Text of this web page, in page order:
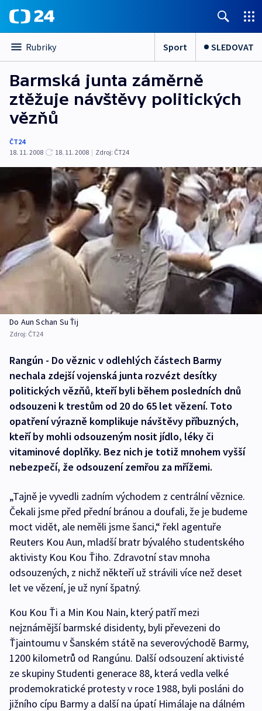
Rubriky Sport SLEDOVAT
Barmská junta záměrně
ztěžuje návštěvy politických
vězňů
ČT24
18. 11. 2008
18. 11. 2008 | Zdroj: ČT24
Do Aun Schan Su Ťij
Zdroj: ČT24
Rangún - Do věznic v odlehlých částech Barmy
nechala zdejší vojenská junta rozvézt desítky
politických vězňů, kteří byli během posledních dnů
odsouzeni k trestům od 20 do 65 let vězení. Toto
opatření výrazně komplikuje návštěvy příbuzných,
kteří by mohli odsouzeným nosit jídlo, léky či
vitaminové doplňky. Bez nich je totiž mnohem vyšší
nebezpečí, že odsouzení zemřou za mřížemi.
„Tajně je vyvedli zadním východem z centrální věznice.
Čekali jsme před přední bránou a doufali, že je budeme
moct vidět, ale neměli jsme šanci,“ řekl agentuře
Reuters Kou Aun, mladší bratr bývalého studentského
aktivisty Kou Kou Ťiho. Zdravotní stav mnoha
odsouzených, z nichž někteří už strávili více než deset
let ve vězení, je už nyní špatný.
Kou Kou Ťi a Min Kou Nain, který patří mezi
nejznámější barmské disidenty, byli převezeni do
Ťjaintoumu v Šanském státě na severovýchodě Barmy,
1200 kilometrů od Rangúnu. Další odsouzení aktivisté
ze skupiny Studenti generace 88, která vedla velké
prodemokratické protesty v roce 1988, byli posláni do
jižního cípu Barmy a další na úpatí Himálaje na dálném